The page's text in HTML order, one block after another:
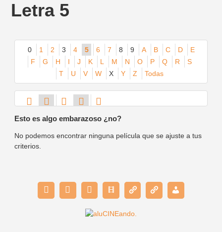
Letra 5
0 1 2 3 4 5 6 7 8 9 A B C D
E
F
G H I J K L M N O P Q R
S
T
U V W X Y Z Todas
Esto es algo embarazoso ¿no?
No podemos encontrar ninguna película que se ajuste a tus
criterios.